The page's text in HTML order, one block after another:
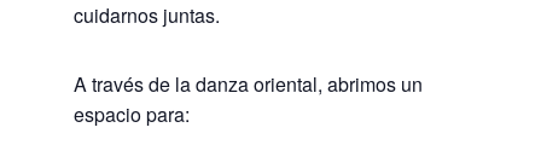
cuidarnos juntas.
A través de la danza oriental, abrimos un
espacio para: